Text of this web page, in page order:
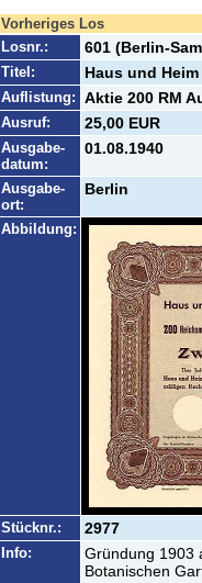
Vorheriges Los
Losnr.:
601 (Berlin-
Titel: Haus und
Auflistung: Aktie 200 RM
Ausruf: 25,00 EUR
Ausgabe-
datum:
01.08.1940
Ausgabe-
ort:
Berlin
Abbildung:
Stücknr.: 2977
Info:
Gründung 1903
Botanischen